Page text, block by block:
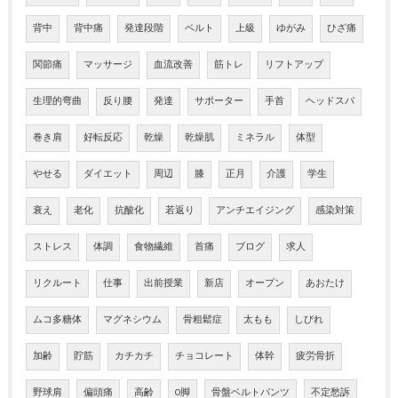
背中 背中痛 発達段階 ベルト 上級 ゆがみ ひざ痛
関節痛 マッサージ 血流改善 筋トレ リフトアップ
生理的弯曲 反り腰 発達 サポーター 手首 ヘッドスパ
巻き肩 好転反応 乾燥 乾燥肌 ミネラル 体型
やせる ダイエット 周辺 膝 正月 介護 学生
衰え 老化 抗酸化 若返り アンチエイジング 感染対策
ストレス 体調 食物繊維 首痛 ブログ 求人
リクルート 仕事 出前授業 新店 オープン あおたけ
ムコ多糖体 マグネシウム 骨粗鬆症 太もも しびれ
加齢 貯筋 カチカチ チョコレート 体幹 疲労骨折
野球肩 偏頭痛 高齢 O脚 骨盤ベルトパンツ 不定愁訴